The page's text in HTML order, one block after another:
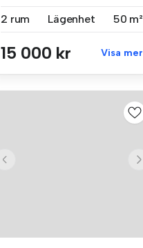
2 rum
Lägenhet 50 m²
15 000 kr Visa mer